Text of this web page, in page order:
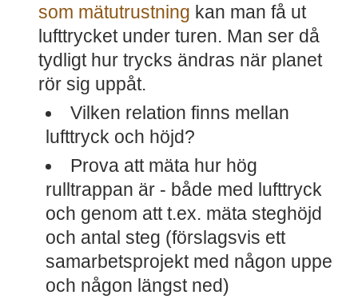
som mätutrustning kan man få ut
lufttrycket under turen. Man ser då
tydligt hur trycks ändras när planet
rör sig uppåt.
Vilken relation finns mellan
lufttryck och höjd?
Prova att mäta hur hög
rulltrappan är - både med lufttryck
och genom att t.ex. mäta steghöjd
och antal steg (förslagsvis ett
samarbetsprojekt med någon uppe
och någon längst ned)